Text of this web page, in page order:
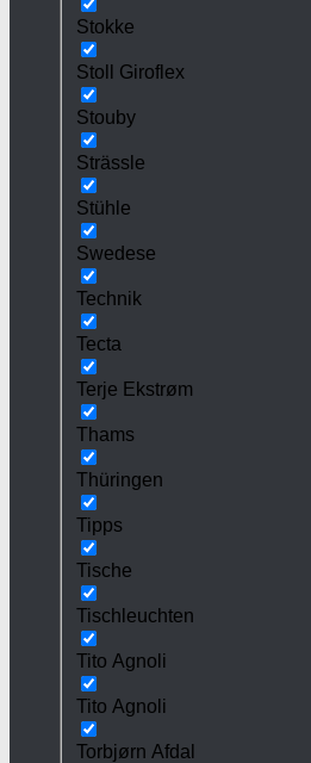
Stokke
Stoll Giroflex
Stouby
Strässle
Stühle
Swedese
Technik
Tecta
Terje Ekstrøm
Thams
Thüringen
Tipps
Tische
Tischleuchten
Tito Agnoli
Tito Agnoli
Torbjørn Afdal